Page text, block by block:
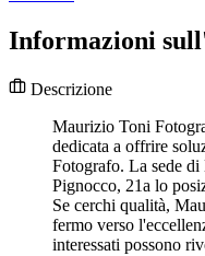
Informazioni
Descrizione
Maurizio Toni
dedicata a offrire
Fotografo. La sede
Pignocco, 21a lo
Se cerchi qualità,
fermo verso
interessati possono